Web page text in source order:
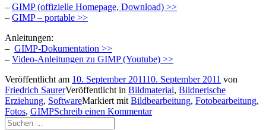
– GIMP (offizielle Homepage, Download) >>
– GIMP – portable >>
Anleitungen:
– GIMP-Dokumentation >>
– Video-Anleitungen zu GIMP (Youtube) >>
Veröffentlicht am 10. September 201110. September 2011 von
Friedrich SaurerVeröffentlicht in Bildmaterial, Bildnerische
Erziehung, SoftwareMarkiert mit Bildbearbeitung, Fotobearbeitung,
Fotos, GIMPSchreib einen Kommentar
Suchen